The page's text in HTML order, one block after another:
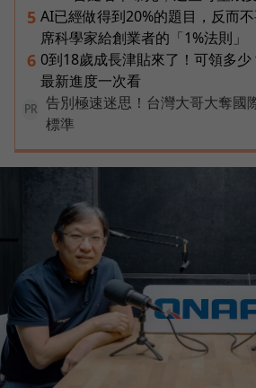
5 AI已經做得到20%的題目，反而
席科學家給創業者的「1%法則」
6 0到18歲成長津貼來了！可領多少
最新進度一次看
PR
告別極速迷思！台灣大哥大奪國
標準